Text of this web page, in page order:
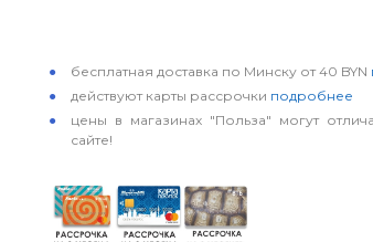
бесплатная доставка по Минску от 40 BYN
действуют карты рассрочки подробнее
цены в магазинах "Польза" могут
сайте!